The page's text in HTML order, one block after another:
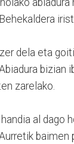
dela eta
bizian
zarelako.
handia al dago
baimen